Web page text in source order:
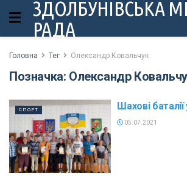
ЗДОЛБУНІВСЬКА
РАДА
Головна Тег Олександр Ковальчук
Позначка: Олександр
СПОРТ Шахові
05.07.2021